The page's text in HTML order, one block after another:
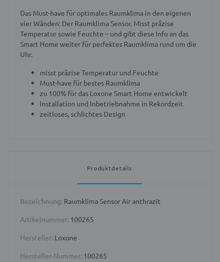
Das Must-have für optimales Raumklima in den eigenen
vier Wänden: Der Raumklima Sensor. Misst präzise
Temperatur sowie Feuchte – und gibt diese Info an das
Smart Home weiter für perfektes Raumklima rund um die
Uhr.
misst präzise Temperatur und Feuchte
Must-have für bestes Raumklima
zu 100% für das Loxone Smart Home entwickelt
Installation und Inbetriebnahme in Rekordzeit
zeitloses, schlichtes Design
Produktdetails
Bezeichnung: Raumklima Sensor Air anthrazit
Artikelnummer: 100265
Hersteller: Loxone
Hersteller-Nummer: 100265